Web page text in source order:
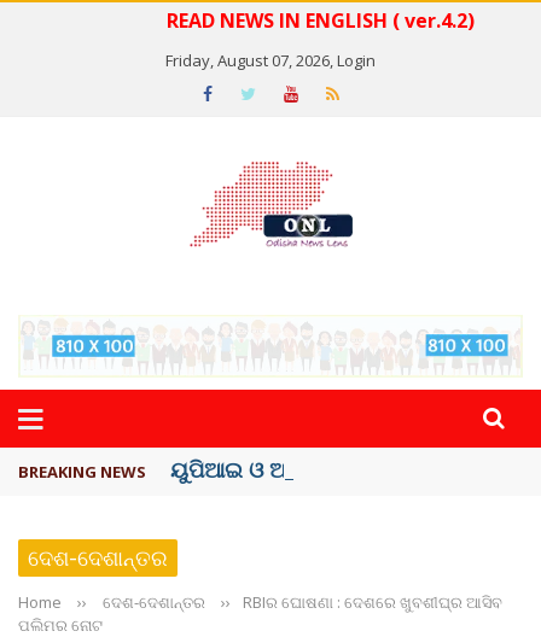
READ NEWS IN ENGLISH ( ver.4.2)
Friday, August 07, 2026,Login
BREAKING NEWS ୟୁପିଆଇ ଓ ଅନ୍ୟାନ୍ୟ ଡିଜିଟାଲ୍ ନେଣଦେଣ ...
ଦେଶ-ଦେଶାନ୍ତର
Home ›› ଦେଶ-ଦେଶାନ୍ତର ››
RBIର ଘୋଷଣା : ଦେଶରେ ଖୁବଶୀଘ୍ର ଆସିବ
ପଲିମର ନୋଟ